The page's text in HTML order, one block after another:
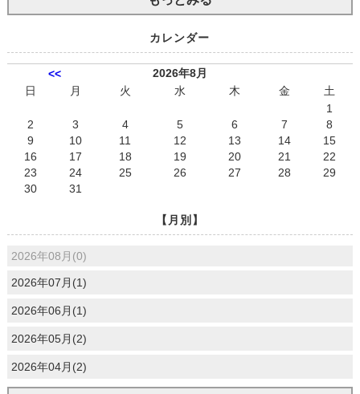
カレンダー
<<
2026年8月
日
月 火 水 木 金
土
1
2
3 4 5 6 7
8
9
10 11 12 13 14
15
16
17 18 19 20 21
22
23
24 25 26 27 28
29
30
31
【月別】
2026年08月(0)
2026年07月(1)
2026年06月(1)
2026年05月(2)
2026年04月(2)